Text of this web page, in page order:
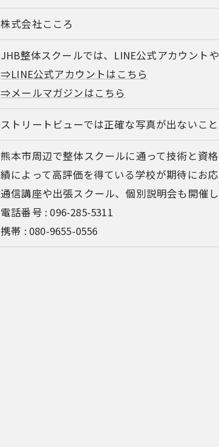
株式会社こころ
JHB整体スクールでは、LINE公式アカウント
⇒LINE公式アカウントはこちら
⇒メールマガジンはこちら
ストリートビューでは正確な写真が出ないこと
熊本市周辺で整体スクールに通って技術と資
績によって高評価を得ている学校が期待にお
通信講座や出張スクール、個別説明会も開催
電話番号 : 096-285-5311
携帯 : 080-9655-0556